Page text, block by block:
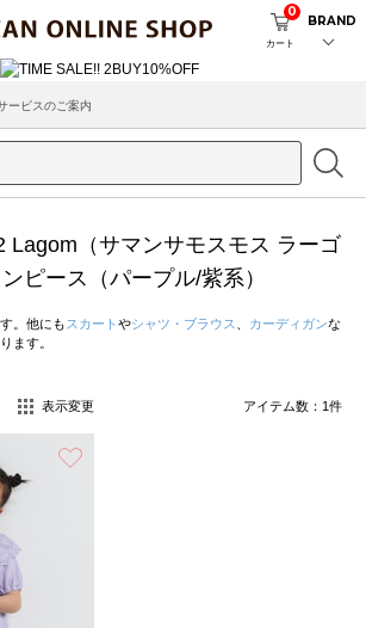
カート
0
BRAND
ービスのご案内
Lagom（サマンサモスモス ラーゴ
ピース（パープル/紫系）
。他にも スカート やシャツ・ブラウス カーディガンな
ます。
表示変更 アイテム数： 1件